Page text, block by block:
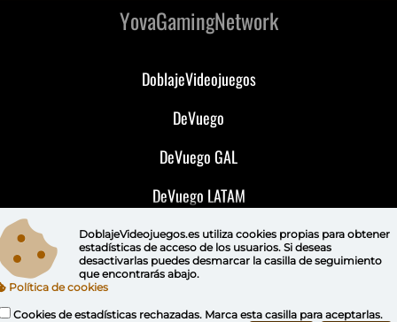
YovaGamingNetwork
DoblajeVideojuegos
DeVuego
DeVuego GAL
DeVuego LATAM
DeVuego Portugal
DoblajeVideojuegos.es utiliza cookies propiaspara obtener
estadísticas de acceso de los usuarios. Si deseas
desactivarlas puedes desmarcar la casilla de seguimiento
que encontrarás abajo.
Política de cookies
Cookies de estadísticas rechazadas. Marca esta casilla para aceptarlas.